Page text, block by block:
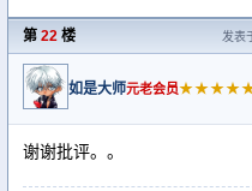
第 22 楼 发表
如是大师元老会员
谢谢批评。。